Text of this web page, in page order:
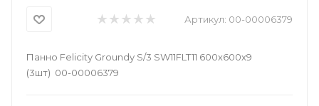
Артикул: 00-00006379
Панно Felicity Groundy S/3 SW11FLT11 600х600х9
(3шт) 00-00006379